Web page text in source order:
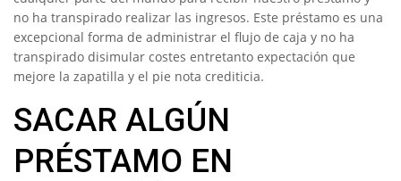
no ha transpirado realizar las ingresos. Este préstamo es una
excepcional forma de administrar el flujo de caja y no ha
transpirado disimular costes entretanto expectación que
mejore la zapatilla y el pie nota crediticia.
SACAR ALGÚN
PRÉSTAMO EN